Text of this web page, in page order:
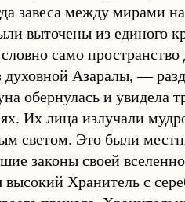
завеса между мирами
выточены из единого
само
Азаралы, —
обернулась и увидела
Их лица излучали
светом. Это были
законы своей
Хранитель с